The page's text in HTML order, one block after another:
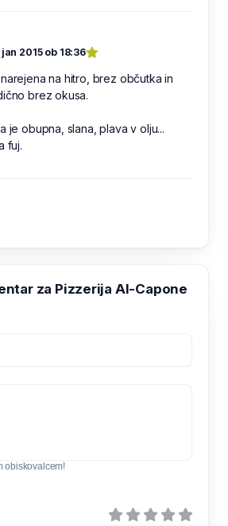
jan 2015 ob 18:36
na hitro, brez občutka in
brez okusa.
je obupna, slana, plava v olju...
fuj.
za Pizzerija Al-Capone
obiskovalcem!